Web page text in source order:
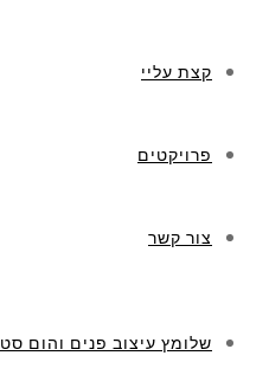
קצת עליי
פרויקטים
צור קשר
שלומץ עיצוב פנים והום